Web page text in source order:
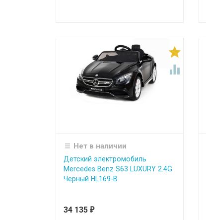


Нет в наличии
Детский электромобиль
Mercedes Benz S63 LUXURY 2.4G
Черный HL169-B
34 135₽